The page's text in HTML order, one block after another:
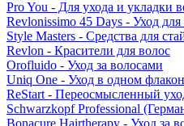
Pro You - Для ухода и укладки
Revlonissimo 45 Days - Уход
Style Masters - Средства для
Revlon - Красители для волос
Orofluido - Уход за волосами
Uniq One - Уход в одном
ReStart - Переосмысленный
Schwarzkopf Professional
Bonacure Hairtherapy - Уход за